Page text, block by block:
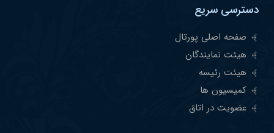
دسترسی سریع
صفحه اصلی پورتال
هیئت نمایندگان
هیئت رئیسه
کمیسیون ها
عضویت در اتاق